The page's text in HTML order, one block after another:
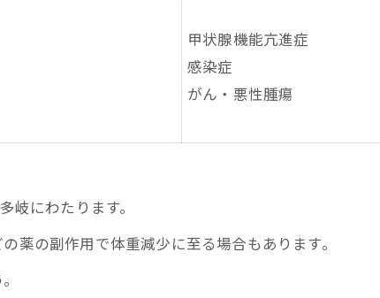
甲状腺機能亢進症
感染症
がん・悪性腫瘍
岐にわたります。
薬の副作用で体重減少に至る場合もあります。